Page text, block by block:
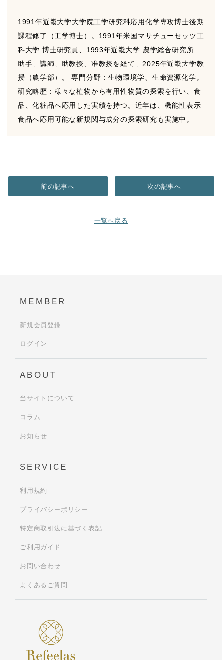
1991年近畿大学大学院工学研究科応用化学専攻博士後期
課程修了（工学博士）。1991年米国マサチューセッツ工
科大学 博士研究員、1993年近畿大学 農学総合研究所
助手、講師、助教授、准教授を経て、2025年近畿大学教
授（農学部）。 専門分野：生物環境学、生命資源化学。
研究略歴：様々な植物から有用性物質の探索を行い、食
品、化粧品へ応用した実績を持つ。近年は、機能性表示
食品へ応用可能な新規関与成分の探索研究も実施中。
前の記事へ
一覧へ戻る
次の記事へ
MEMBER
新規会員登録
ログイン
ABOUT
当サイトについて
コラム
お知らせ
SERVICE
利用規約
プライバシーポリシー
特定商取引法に基づく表記
ご利用ガイド
お問い合わせ
よくあるご質問